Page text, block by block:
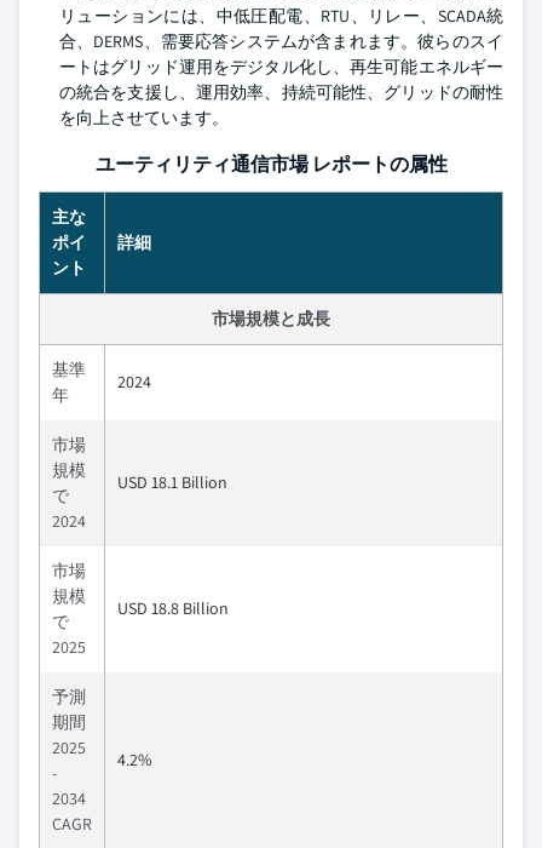
リューションには、中低圧配電、RTU、リレー、SCADA統
合、DERMS、需要応答システムが含まれます。彼らのスイ
ートはグリッド運用をデジタル化し、再生可能エネルギー
の統合を支援し、運用効率、持続可能性、グリッドの耐性
を向上させています。
ユーティリティ通信市場 レポートの属性
主な
ポイ
ント
詳細
市場規模と成長
基準
年
2024
市場
規模
で
2024
USD 18.1 Billion
市場
規模
で
2025
USD 18.8 Billion
予測
期間
2025
-
2034
CAGR
4.2%